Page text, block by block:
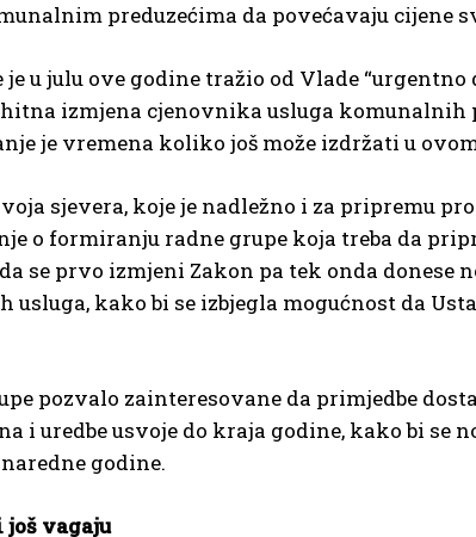
preduzećima da povećavaju cijene
u julu ove godine tražio od Vlade “urgentno
izmjena cjenovnika usluga komunalnih
je vremena koliko još može izdržati u
sjevera, koje je nadležno i za pripremu
o formiranju radne grupe koja treba da
se prvo izmjeni Zakon pa tek onda donese
kako bi se izbjegla mogućnost da
pozvalo zainteresovane da primjedbe
i uredbe usvoje do kraja godine, kako bi se
godine.
vagaju